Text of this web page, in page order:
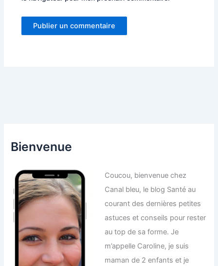
Bienvenue
Coucou, bienvenue chez
Canal bleu, le blog Santé au
courant des dernières petites
astuces et conseils pour rester
au top de sa forme. Je
m’appelle Caroline, je suis
maman de 2 enfants et je